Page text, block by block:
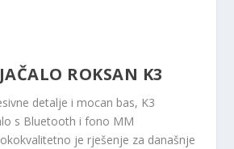
ROKSAN K3
detalje i mocan bas, K3
s Bluetooth i fono MM
je rješenje za današnje